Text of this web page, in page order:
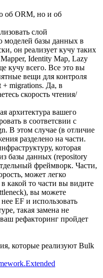
об ORM, но и об
слой
моделей базы данных в
он реализует кучу таких
Identity Map, Lazy
кучу всего. Все это вы
вещи для контроля
+ migrations. Да, в
скорость чтения/
архитектура вашего
в соответсвии с
В этом случае (в отличие
разделено на части.
которая
базы данных (repository
фреймворк. Части,
может легко
какой то части вы видите
вы можете
EF и использовать
такая замена не
рефакторинг пройдет
которые реализуют Bulk